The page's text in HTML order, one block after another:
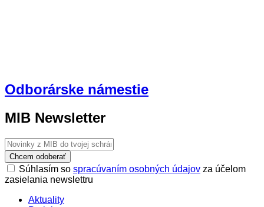
Odborárske námestie
MIB Newsletter
Chcem odoberať
Súhlasím so spracúvaním osobných údajov za účelom
zasielania newslettru
Aktuality